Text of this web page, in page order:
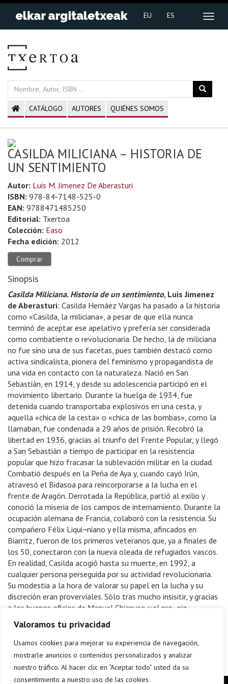
Valoramos tu privacidad
Usamos cookies para mejorar su experiencia de navegación,
mostrarle anuncios o contenidos personalizados y analizar
nuestro tráfico. Al hacer clic en “Aceptar todo” usted da su
consentimiento a nuestro uso de las cookies.
EU ES
CATÁLOGO AUTORES QUIÉNES SOMOS
CASILDA MILICIANA – HISTORIA DE
UN SENTIMIENTO
Autor: Luis M. Jimenez De Aberasturi
ISBN: 978-84-7148-525-0
EAN: 9788471485250
Editorial: Txertoa
Colección: Easo
Fecha edición: 2012
Comprar
Sinopsis
Casilda Miliciana. Historia de un sentimiento, Luis Jimenez
de Aberasturi: Casilda Hernáez Vargas ha pasado a la historia
como «Casilda, la miliciana», a pesar de que ella nunca
terminó de aceptar ese apelativo y prefería ser considerada
como combatiente o revolucionaria. De hecho, la de miliciana
no fue sino una de sus facetas, pues también destacó como
activa sindicalista, pionera del feminismo y propagandista de
una vida en contacto con la naturaleza. Nació en San
Sebastián, en 1914, y desde su adolescencia participó en el
movimiento libertario. Durante la huelga de 1934, fue
detenida cuando transportaba explosivos en una cesta, y
aquella «chica de la cesta» o «chica de las bombas», como la
llamaban, fue condenada a 29 años de prisión. Recobró la
libertad en 1936, gracias al triunfo del Frente Popular, y llegó
a San Sebastián a tiempo de participar en la resistencia
popular que hizo fracasar la sublevación militar en la ciudad.
Combatió después en la Peña de Aya y, cuando cayó Irún,
atravesó el Bidasoa para reincorporarse a la lucha en el
frente de Aragón. Derrotada la República, partió al exilio y
conoció la miseria de los campos de internamiento. Durante la
ocupación alemana de Francia, colaboró con la resistencia. Su
compañero Félix Liqui¬niano y ella misma, afincados en
Biarritz, fueron de los primeros veteranos que, ya a finales de
los 50, conectaron con la nueva oleada de refugiados vascos.
En realidad, Casilda acogió hasta su muerte, en 1992, a
cualquier persona perseguida por su actividad revolucionaria.
Su modestia a la hora de valorar su papel en la lucha y su
discreción eran proverviales. Sólo tras mucho insisitir, y gracias
a los buenos oficios de Manuel Chiapuso y el pro¬pio
Liquiniano, el autor de este libro consiguió que se aviniese a
desgranar algunos de sus recuerdos. Este libro recoge su
escueto testimonio sobre una trayectoria vital que la ha
convertido en una figura mítica.